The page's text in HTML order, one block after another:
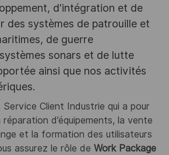
d'intégration et de
des systèmes de patrouille et
de guerre
sonars et de lutte
ainsi que nos activités
Client Industrie qui a pour
réparation d’équipements, la vente
et la formation des utilisateurs
assurez le rôle de Work Package